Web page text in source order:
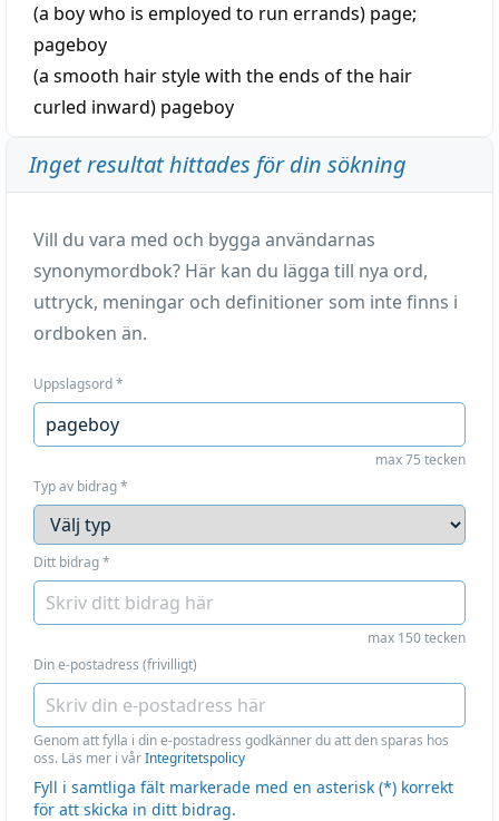
(a boy who is employed to run errands) page;
pageboy
(a smooth hair style with the ends of the hair
curled inward) pageboy
Inget resultat hittades för din sökning
Vill du vara med och bygga användarnas
synonymordbok? Här kan du lägga till nya ord,
uttryck, meningar och definitioner som inte finns i
ordboken än.
Uppslagsord*
max 75 tecken
Typ av bidrag*
Ditt bidrag*
max 150 tecken
Din e-postadress (frivilligt)
Genom att fylla i din e-postadress godkänner du att den sparas hos
oss. Läs mer i vårIntegritetspolicy
Fyll i samtliga fält markerade med en asterisk (*) korrekt
för att skicka in ditt bidrag.